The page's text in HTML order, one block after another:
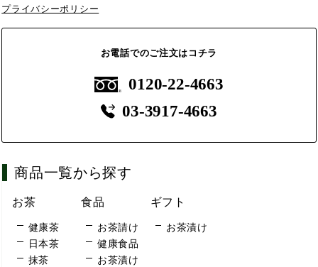
プライバシーポリシー
お電話でのご注文はコチラ
0120-22-4663
03-3917-4663
商品一覧から探す
お茶
健康茶
日本茶
抹茶
食品
お茶請け
健康食品
お茶漬け
ギフト
お茶漬け